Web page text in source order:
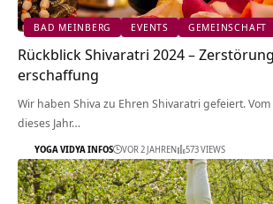
BAD MEINBERG EVENTS GEMEINSCHAFT
Rückblick Shivaratri 2024 –
erschaffung
Wir haben Shiva zu Ehren Shivaratri gefeiert.
dieses Jahr…
YOGA VIDYA INFOS VOR 2 JAHREN 573 VIEWS